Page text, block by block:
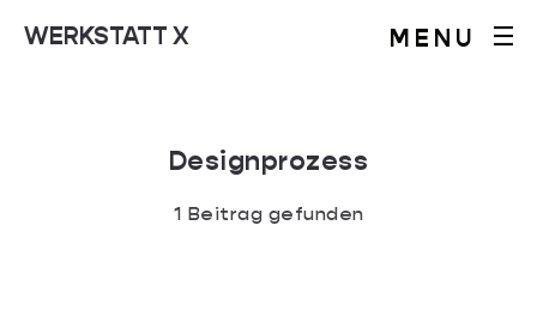
WERKSTATT X MENU
Designprozess
1 Beitrag gefunden